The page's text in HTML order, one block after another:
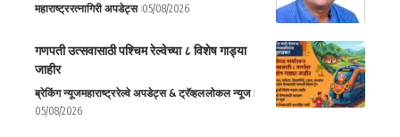
महाराष्ट्ररत्नागिरी अपडेट्स 05/08/2026
गणपती उत्सवासाठी पश्चिम रेल्वेच्या ८ विशेष गाड्या
जाहीर
ब्रेकिंग न्यूजमहाराष्ट्ररेल्वे अपडेट्स & ट्रॅव्हललोकल न्यूज
05/08/2026